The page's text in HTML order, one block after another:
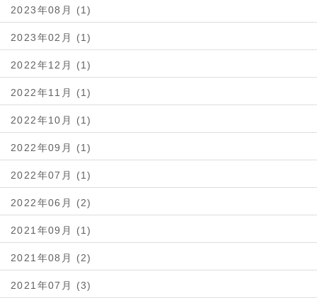
2023年08月 (1)
2023年02月 (1)
2022年12月 (1)
2022年11月 (1)
2022年10月 (1)
2022年09月 (1)
2022年07月 (1)
2022年06月 (2)
2021年09月 (1)
2021年08月 (2)
2021年07月 (3)